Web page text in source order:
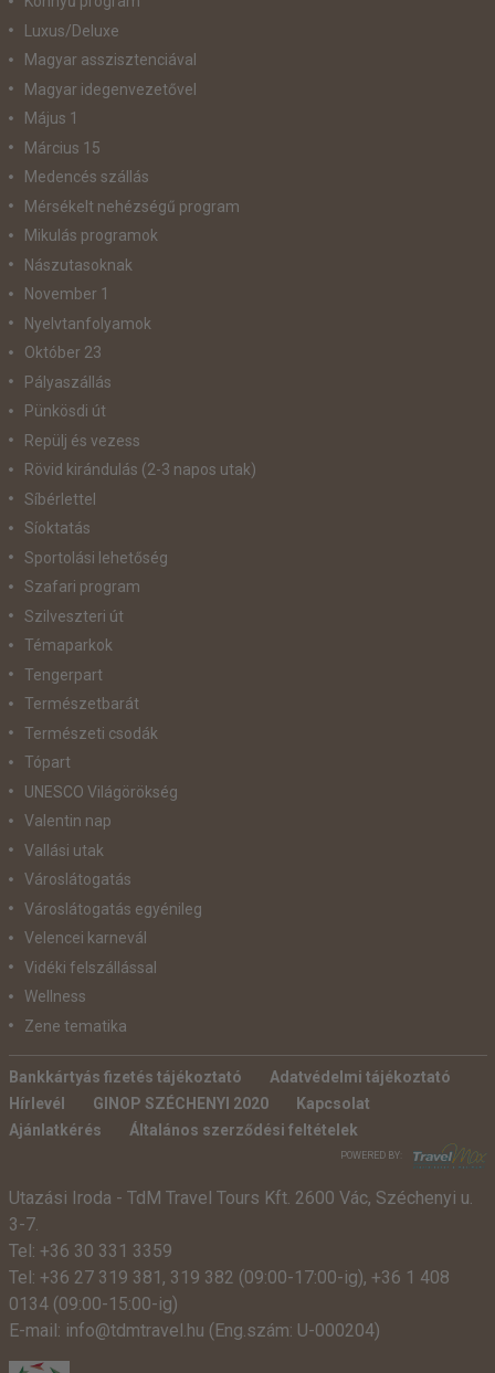
Luxus/Deluxe
Magyar asszisztenciával
Magyar idegenvezetővel
Május 1
Március 15
Medencés szállás
Mérsékelt nehézségű program
Mikulás programok
Nászutasoknak
November 1
Nyelvtanfolyamok
Október 23
Pályaszállás
Pünkösdi út
Repülj és vezess
Rövid kirándulás (2-3 napos utak)
Síbérlettel
Síoktatás
Sportolási lehetőség
Szafari program
Szilveszteri út
Témaparkok
Tengerpart
Természetbarát
Természeti csodák
Tópart
UNESCO Világörökség
Valentin nap
Vallási utak
Városlátogatás
Városlátogatás egyénileg
Velencei karnevál
Vidéki felszállással
Wellness
Zene tematika
Bankkártyás fizetés tájékoztató
Adatvédelmi tájékoztató
Hírlevél
GINOP SZÉCHENYI 2020
Kapcsolat
Ajánlatkérés
Általános szerződési feltételek
POWERED BY:
Utazási Iroda - TdM Travel Tours Kft. 2600 Vác, Széchenyi u.
3-7.
Tel: +36 30 331 3359
Tel: +36 27 319 381 , 319 382 (09:00-17:00-ig), +36 1 408
0134 (09:00-15:00-ig)
E-mail: info@tdmtravel.hu (Eng.szám: U-000204)